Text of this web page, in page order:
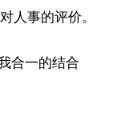
人事的评价。
合一的结合